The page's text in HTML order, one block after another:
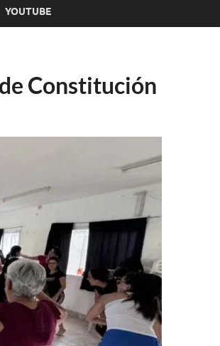
YOUTUBE
Constitución